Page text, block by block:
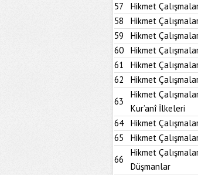
57
Hikmet
58
Hikmet
59
Hikmet
60
Hikmet
61
Hikmet
62
Hikmet
63
Hikmet
Kur’anî İlkeleri
64
Hikmet
65
Hikmet
66
Hikmet
Düşmanlar